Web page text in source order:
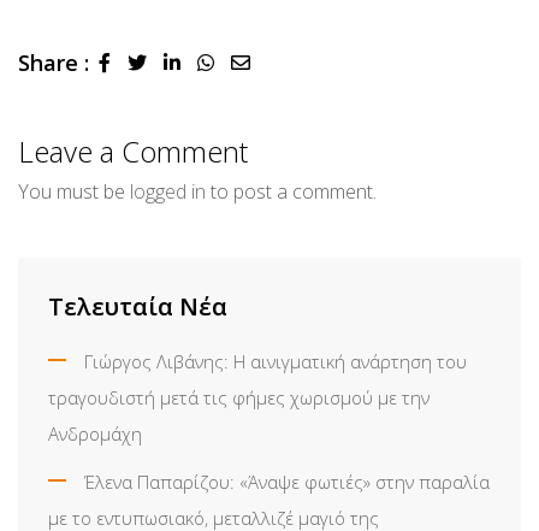
Share : LinkedInWhatsapp
Share
Leave a Comment
You must be logged in to post a comment.
Τελευταία Νέα
Γιώργος Λιβάνης: Η αινιγματική ανάρτηση του
τραγουδιστή μετά τις φήμες χωρισμού με την
Ανδρομάχη
Έλενα Παπαρίζου: «Άναψε φωτιές» στην παραλία
με το εντυπωσιακό, μεταλλιζέ μαγιό της